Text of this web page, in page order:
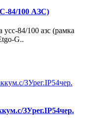
84/100 АЗС)
84/100 азс (рамка
G..
ЗУрег.IP54чер.